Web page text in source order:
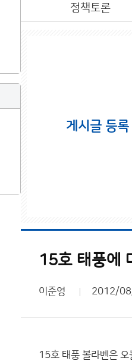
정책토론
게시글 등
15호 태풍에
이준영 2012/
15호 태풍 볼라벤은